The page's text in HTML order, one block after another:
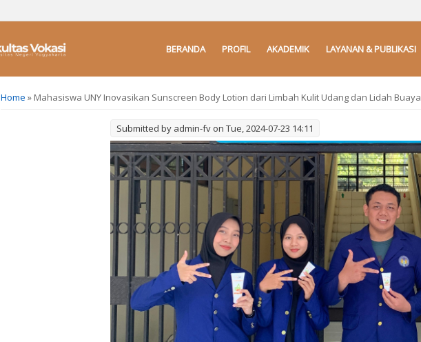
BERANDA PROFIL AKADEMIK LAYANAN & PUBLIKASI
You are here
Home » Mahasiswa UNY Inovasikan Sunscreen Body Lotion dari Limbah Kulit Udang dan Lidah Buaya
Submitted by admin-fvon Tue, 2024-07-23 14:11